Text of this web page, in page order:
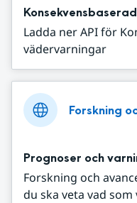
Ladda ner API för
vädervarningar
Forskning
Prognoser och
Forskning och
du ska veta vad som